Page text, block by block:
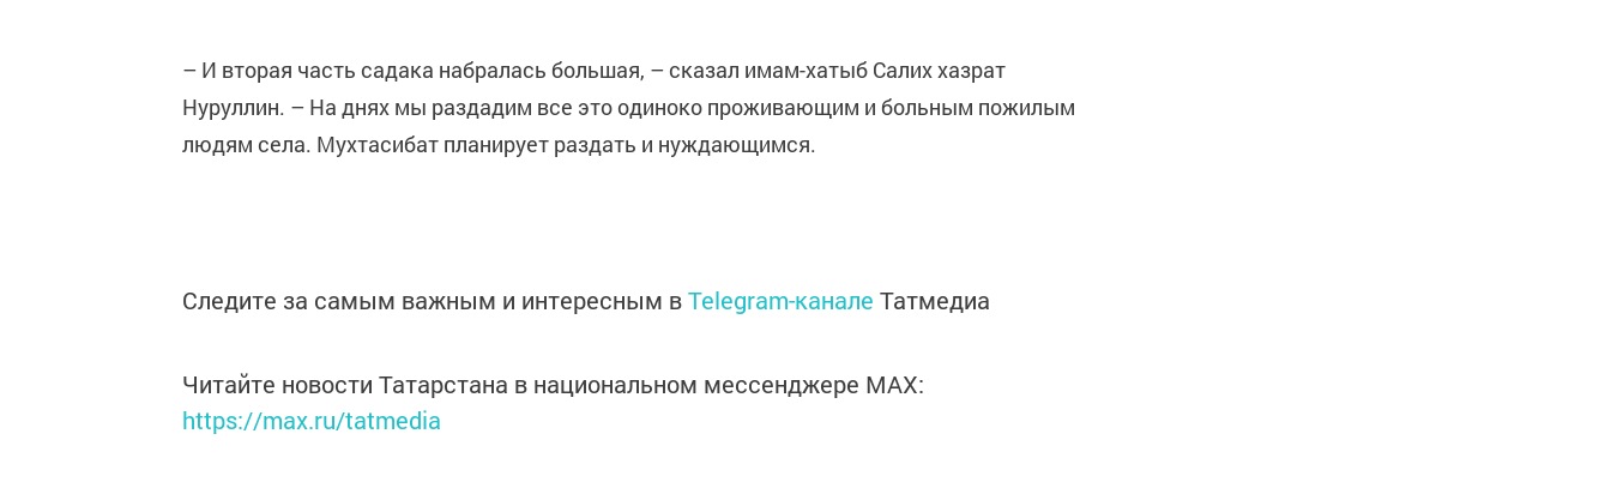
– И вторая часть садака набралась большая, – сказал имам-хатыб Салих хазрат
Нуруллин. – На днях мы раздадим все это одиноко проживающим и больным пожилым
людям села. Мухтасибат планирует раздать и нуждающимся.
Следите за самым важным и интересным вTelegram-канале Татмедиа
Читайте новости Татарстана в национальном мессенджере MАХ:
https://max.ru/tatmedia